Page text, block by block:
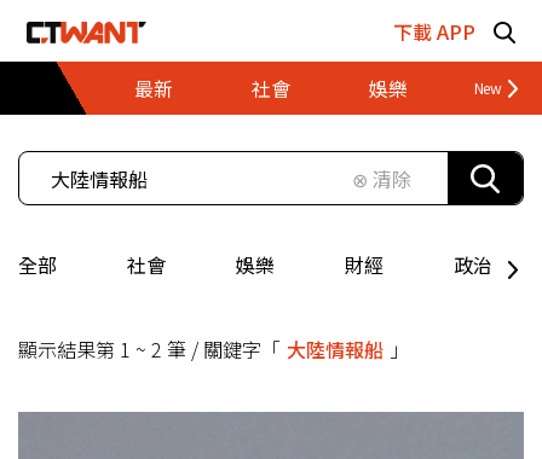
下載 APP
最新
社會 娛樂 財經
⊗ 清除
全部 社會 娛樂 財經 政治
顯示結果第 1 ~ 2 筆 / 關鍵字「 大陸情報船 」